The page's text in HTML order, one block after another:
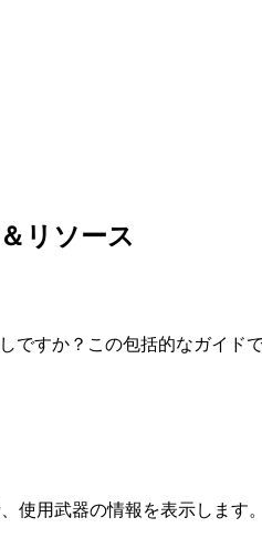
リソース
ですか？この包括的なガイ
使用武器の情報を表示します。